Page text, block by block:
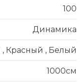
100
Динамика
, Красный , Белый
1000см